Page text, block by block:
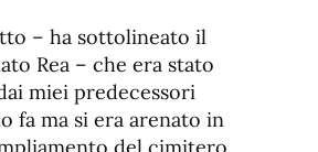
– ha sottolineato il
Rea – che era stato
miei predecessori
fa ma si era arenato in